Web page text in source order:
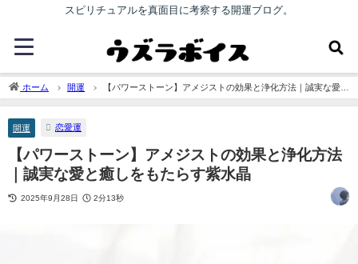
スピリチュアルを真面目に考察する開運ブログ。
ホーム 開運
【パワーストーン】アメジストの効果と浄化方法｜誠実な愛と
癒しをもたらす紫水晶
開運 恋愛運
【パワーストーン】アメジストの効果と浄化方法
｜誠実な愛と癒しをもたらす紫水晶
2025年9月28日 2分13秒